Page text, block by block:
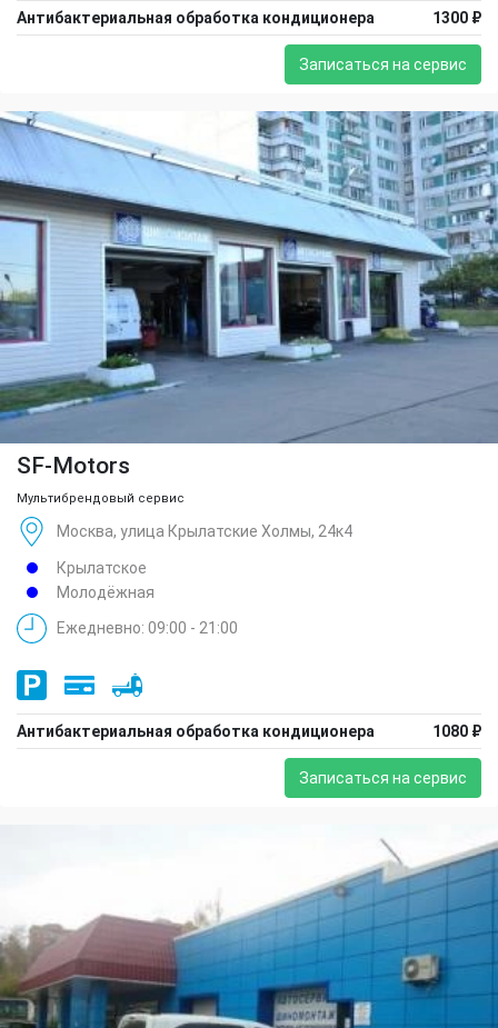
Антибактериальная обработка кондиционера 1300 ₽
Записаться на сервис
SF-Motors
Мультибрендовый сервис
Москва, улица Крылатские Холмы, 24к4
Крылатское
Молодёжная
Ежедневно: 09:00 - 21:00
Антибактериальная обработка кондиционера 1080 ₽
Записаться на сервис